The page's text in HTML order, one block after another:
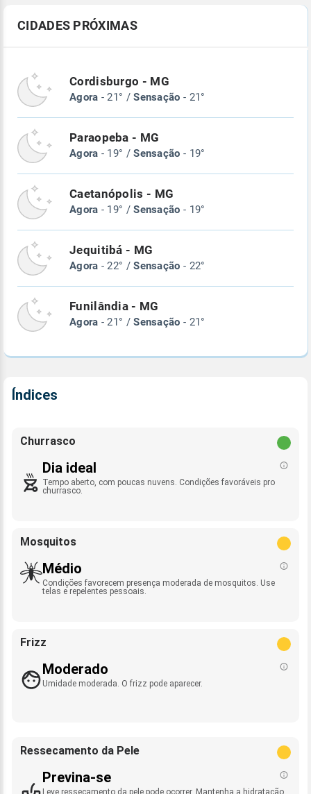
CIDADES PRÓXIMAS
Cordisburgo - MG
Agora - 21° /Sensação - 21°
Paraopeba - MG
Agora - 19° /Sensação - 19°
Caetanópolis - MG
Agora - 19° /Sensação - 19°
Jequitibá - MG
Agora - 22° /Sensação - 22°
Funilândia - MG
Agora - 21° /Sensação - 21°
Índices
Churrasco
Dia ideal
Tempo aberto, com poucas nuvens. Condições favoráveis pro
churrasco.
Mosquitos
Médio
Condições favorecem presença moderada de mosquitos. Use
telas e repelentes pessoais.
Frizz
Moderado
Umidade moderada. O frizz pode aparecer.
Ressecamento da Pele
Previna-se
Leve ressecamento da pele pode ocorrer. Mantenha a hidratação